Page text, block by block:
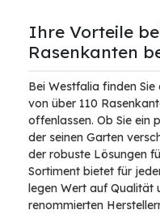
Ihre Vorteile
Rasenkanten
Bei Westfalia finden
von über 110
offenlassen. Ob Sie ein
der seinen Garten
der robuste Lösungen
Sortiment bietet für
legen Wert auf Qualität
renommierten